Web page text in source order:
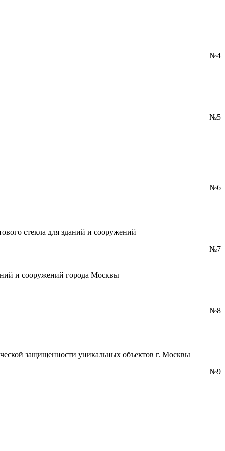
№4
№5
№6
стекла для зданий и сооружений
№7
и сооружений города Москвы
№8
защищенности уникальных объектов г. Москвы
№9